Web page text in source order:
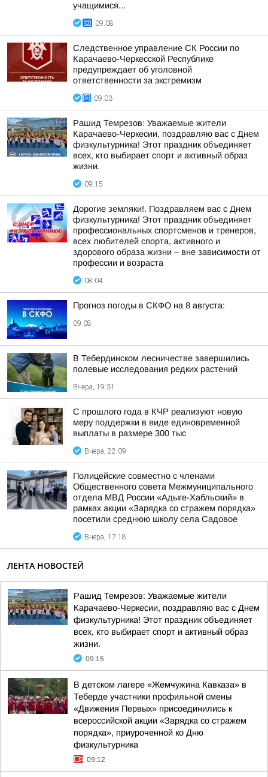
учащимися...
09:08
Следственное управление СК России по
Карачаево-Черкесской Республике
предупреждает об уголовной
ответственности за экстремизм
09:03
Рашид Темрезов: Уважаемые жители
Карачаево-Черкесии, поздравляю вас с Днем
физкультурника! Этот праздник объединяет
всех, кто выбирает спорт и активный образ
жизни.
09:15
Дорогие земляки!. Поздравляем вас с Днем
физкультурника! Этот праздник объединяет
профессиональных спортсменов и тренеров,
всех любителей спорта, активного и
здорового образа жизни – вне зависимости от
профессии и возраста
08:04
Прогноз погоды в СКФО на 8 августа:
09:08
В Тебердинском лесничестве завершились
полевые исследования редких растений
Вчера, 19:31
С прошлого года в КЧР реализуют новую
меру поддержки в виде единовременной
выплаты в размере 300 тыс
Вчера, 22:09
Полицейские совместно с членами
Общественного совета Межмуниципального
отдела МВД России «Адыге-Хабльский» в
рамках акции «Зарядка со стражем порядка»
посетили среднюю школу села Садовое
Вчера, 17:18
ЛЕНТА НОВОСТЕЙ
Рашид Темрезов: Уважаемые жители
Карачаево-Черкесии, поздравляю вас с Днем
физкультурника! Этот праздник объединяет
всех, кто выбирает спорт и активный образ
жизни.
09:15
В детском лагере «Жемчужина Кавказа» в
Теберде участники профильной смены
«Движения Первых» присоединились к
всероссийской акции «Зарядка со стражем
порядка», приуроченной ко Дню
физкультурника
09:12